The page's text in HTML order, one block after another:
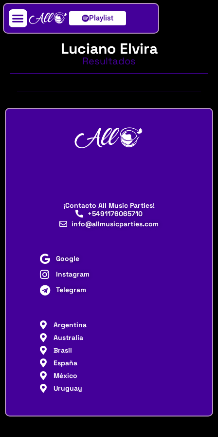
Playlist
Luciano Elvira
Resultados
¡Contacto All Music Parties!
+5491176065710
info@allmusicparties.com
Google
Instagram
Telegram
Argentina
Australia
Brasil
España
México
Uruguay